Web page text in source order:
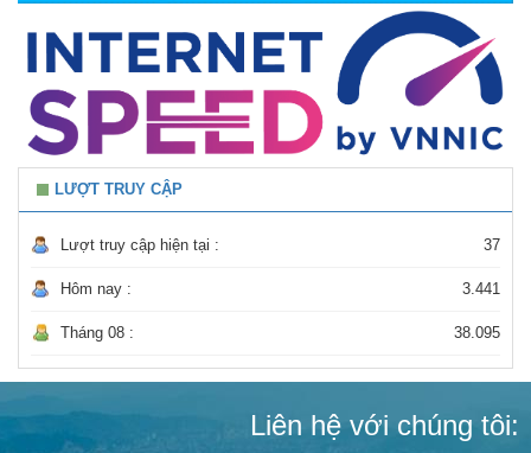
LƯỢT TRUY CẬP
Lượt truy cập hiện tại : 37
Hôm nay : 3.441
Tháng 08 : 38.095
Liên hệ với chúng tôi: